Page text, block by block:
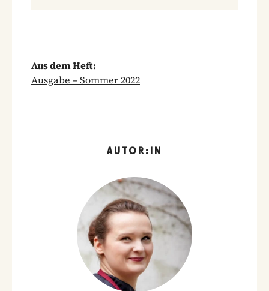
Aus dem Heft:
Ausgabe – Sommer 2022
AUTOR:IN